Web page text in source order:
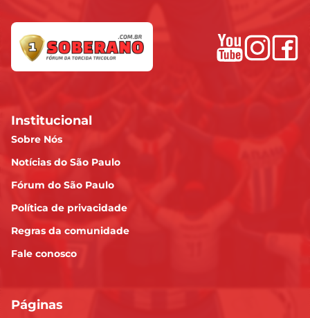
Sabino
Wendell
Institucional
Sobre Nós
Notícias do São Paulo
Fórum do São Paulo
Política de privacidade
Regras da comunidade
Fale conosco
Páginas